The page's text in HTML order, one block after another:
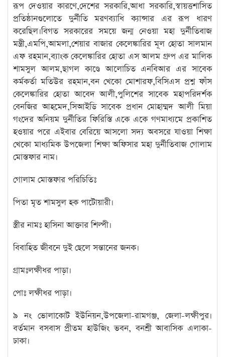
রূপ দেওয়ার কারণে,দেশের সরকারি,আধা সরকারি,স্বায়ত্তশাসিত
প্রতিষ্ঠানগুলোতে দুর্নীতি মরণব্যাধি ক্যান্সার এর রূপ ধারণ
করেছিল।বিগত সরকারের সময়ে জন্ম নেওয়া মহা দুর্নীতিবাজ
মন্ত্রী,এমপি,আমলা,শেয়ার বাজার কেলেঙ্কারির মূল হোতা সালমান
এফ রহমান,ব্যাংক কেলেঙ্কারির হোতা এস আলম গ্রুপ এর মালিক
শামসুল আলম,ছাগল কাণ্ডে আলোচিত এনবিআর এর সাবেক
কর্মকর্তা মতিউর রহমান,বন খেকো মোশারফ,বিসিএস প্রশ্ন ফাঁস
কেলেঙ্কারির হোতা আবেদ আলী,পুলিশের সাবেক মহাপরিদর্শক
বেনজির আহমেদ,সিআইডি সাবেক প্রধান মোহাম্মদ আলী মিয়া
গংদের অনিয়ম দুর্নীতির ফিরিস্তি একে একে গণমাধ্যমে প্রকাশিত
হওয়ার পরে এইবার বেরিয়ে আসলো সদ্য অবসরে যাওয়া শিক্ষা
খেকো মাধ্যমিক উপজেলা শিক্ষা অফিসার মহা দুর্নীতিবাজ গোলাম
মোস্তফার নাম।
গোলাম মোস্তফার পরিচিতিঃ
পিতা মৃত শামসুল হক পাটোয়ারী।
স্ত্রীর নামঃ হাসিনা আক্তার শিল্পী।
বিবাহিত জীবনে দুই ছেলে সন্তানের জনক।
গ্রামঃলক্ষীধর পাড়া।
পোঃ লক্ষীধর পাড়া।
৯ নং ভোলাকোট ইউনিয়ন,উপজেলা-রামগঞ্জ, জেলা-লক্ষীপুর।
বর্তমান বসবাস প্রীতম হাউজিং ভবন, বনশ্রী আবাসিক এলাকা-
ঢাকা।